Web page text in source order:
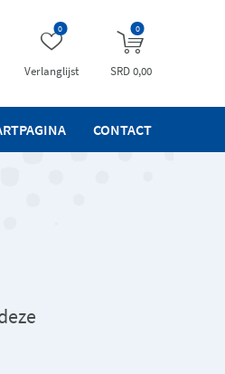
Verlanglijst
0 0
SRD 0,00
CONTACT